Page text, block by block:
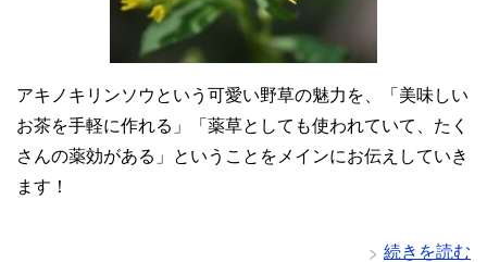
アキノキリンソウという可愛い野草の魅力を、「美味しい
お茶を手軽に作れる」「薬草としても使われていて、たく
さんの薬効がある」ということをメインにお伝えしていき
ます！
続きを読む